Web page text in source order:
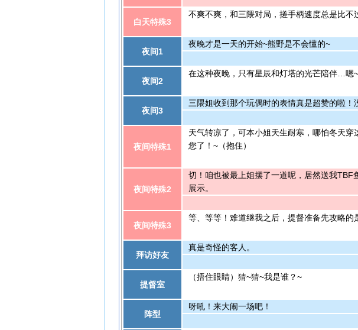
白天特殊3
不爽不爽，和三隈对局，搓手柄速度总是比
夜间1
夜晚才是一天的开始~熊野是不会懂的~
夜间2
在这种夜晚，只有星辰和灯塔的光芒陪伴…嗯
夜间3
三隈姐收到那个玩偶时的表情真是超赞的啦
夜间特殊1
天气转凉了，可本小姐天生耐寒，哪怕冬天
您了！~（抱住）
夜间特殊2
切！咱也被最上姐摆了一道呢，居然送我
展示。
夜间特殊3
等、等等！难道继我之后，提督准备先攻略
拜访好友
真是奇怪的客人。
提督室
（捂住眼睛）猜~猜~我是谁？~
阵型
呀吼！来大闹一场吧！